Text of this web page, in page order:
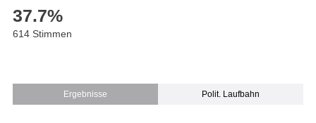
37.7%
614 Stimmen
Ergebnisse Polit. Laufbahn